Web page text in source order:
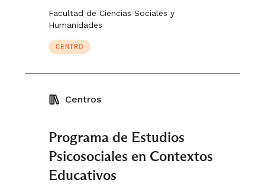
Facultad de Ciencias Sociales y
Humanidades
CENTRO
Centros
Programa de Estudios
Psicosociales en Contextos
Educativos